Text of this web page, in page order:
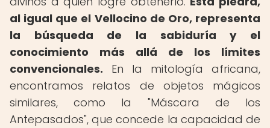
al igual que el Vellocino de Oro, representa
la búsqueda de la sabiduría y el
conocimiento más allá de los límites
convencionales. En la mitología africana,
encontramos relatos de objetos mágicos
similares, como la "Máscara de los
Antepasados", que concede la capacidad de